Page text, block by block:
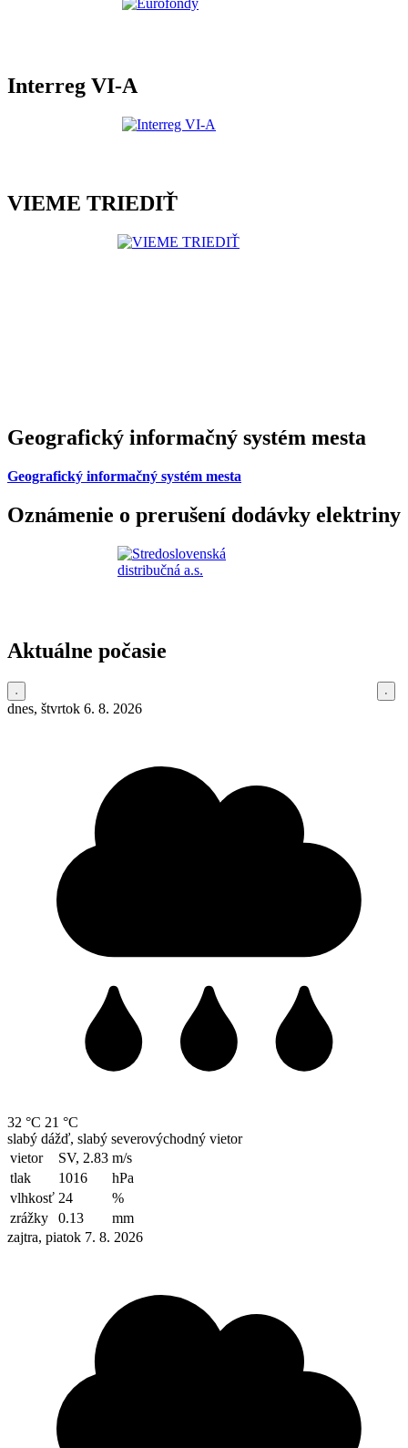
Interreg VI-A
VIEME TRIEDIŤ
Geografický informačný systém mesta
Geografický informačný systém mesta
Oznámenie o prerušení dodávky elektriny
Aktuálne počasie
dnes, štvrtok 6. 8. 2026
32 °C 21 °C
slabý dážď, slabý severovýchodný vietor
vietor
SV, 2.83 m/s
tlak
1016
hPa
vlhkosť 24
%
zrážky
0.13
mm
zajtra, piatok 7. 8. 2026